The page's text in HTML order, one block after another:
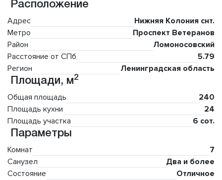
Расположение
Адрес
Нижняя Колония снт.
Метро
Проспект Ветеранов
Район
Ломоносовский
Расстояние от СПб
5.79
Регион
Ленинградская область
Площади, м2
Общая площадь
240
Площадь кухни
24
Площадь участка
6 сот.
Параметры
Комнат
7
Санузел
Два и более
Состояние
Отличное